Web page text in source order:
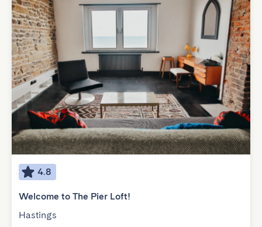
4.8
Welcome to The Pier Loft!
Hastings